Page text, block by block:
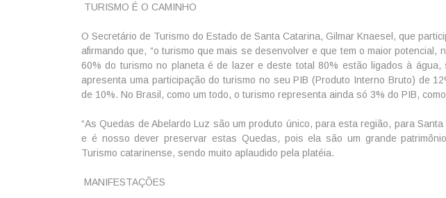
TURISMO É O CAMINHO
O Secretário de Turismo do Estado de Santa Catarina, Gilmar Knaesel, que
afirmando que, “o turismo que mais se desenvolver e que tem o maior potencial,
60% do turismo no planeta é de lazer e deste total 80% estão ligados à água,
apresenta uma participação do turismo no seu PIB (Produto Interno Bruto) de
de 10%. No Brasil, como um todo, o turismo representa ainda só 3% do PIB,
“As Quedas de Abelardo Luz são um produto único, para esta região, para
e é nosso dever preservar estas Quedas, pois ela são um grande
Turismo catarinense, sendo muito aplaudido pela platéia.
MANIFESTAÇÕES